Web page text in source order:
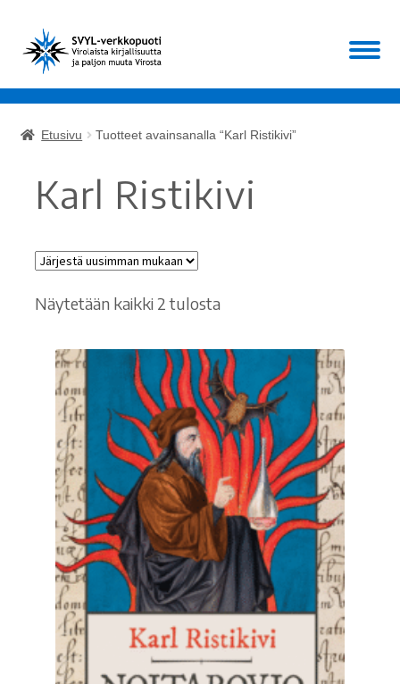
Siirry
navigointiin
Siirry
sisältöön
Valikko
Muut
ALE!
Ajankohtaista
Mikä SVYL?
Oma tili
Ostoskori
Tilaus- ja sopimusehdot sekä tietosuojaseloste
Saavutettavuusseloste
Etusivu Tuotteet avainsanalla “Karl Ristikivi”
Karl Ristikivi
Näytetään kaikki 2 tulostaSorted
latest